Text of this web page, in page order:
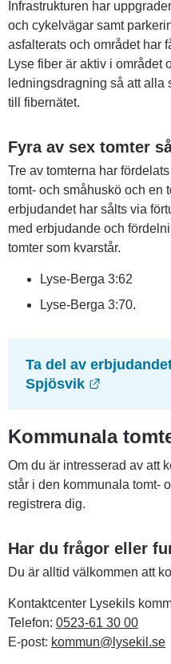
Infrastrukturen har
och cykelvägar samt
asfalterats och området har
Lyse fiber är aktiv i området
ledningsdragning så att
till fibernätet.
Fyra av sex tomter
Tre av tomterna har
tomt- och småhuskö och en
erbjudandet har sålts via
med erbjudande och
tomter som kvarstår.
Lyse-Berga 3:62
Lyse-Berga 3:70.
Ta del av
Spjösvik
Kommunala
Om du är intresserad av att
står i den kommunala tomt-
registrera dig.
Har du frågor eller
Du är alltid välkommen att
Kontaktcenter Lysekils
Telefon: 0523-61 30 00
E-post: kommun@lysekil.se